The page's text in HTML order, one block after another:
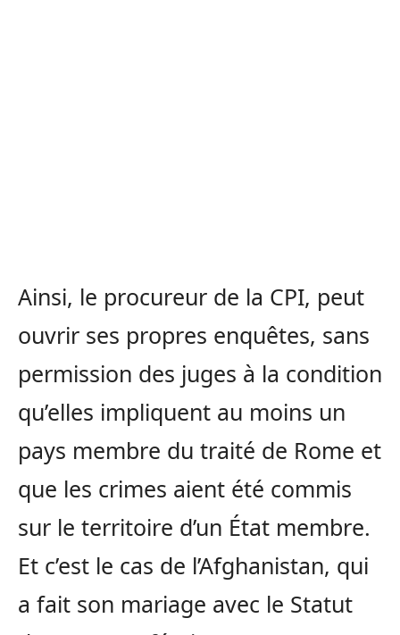
Ainsi, le procureur de la CPI, peut
ouvrir ses propres enquêtes, sans
permission des juges à la condition
qu’elles impliquent au moins un
pays membre du traité de Rome et
que les crimes aient été commis
sur le territoire d’un État membre.
Et c’est le cas de l’Afghanistan, qui
a fait son mariage avec le Statut